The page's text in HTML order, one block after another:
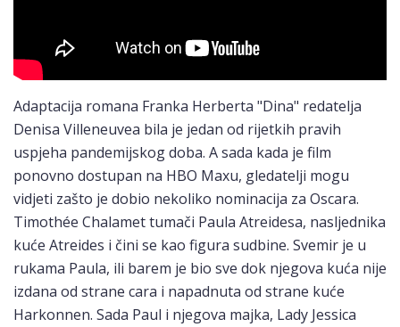
Adaptacija romana Franka Herberta "Dina" redatelja
Denisa Villeneuvea bila je jedan od rijetkih pravih
uspjeha pandemijskog doba. A sada kada je film
ponovno dostupan na HBO Maxu, gledatelji mogu
vidjeti zašto je dobio nekoliko nominacija za Oscara.
Timothée Chalamet tumači Paula Atreidesa, nasljednika
kuće Atreides i čini se kao figura sudbine. Svemir je u
rukama Paula, ili barem je bio sve dok njegova kuća nije
izdana od strane cara i napadnuta od strane kuće
Harkonnen. Sada Paul i njegova majka, Lady Jessica